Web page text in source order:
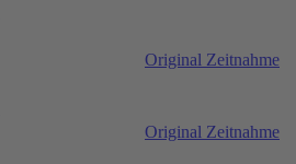
Original Zeitnahme
Original Zeitnahme